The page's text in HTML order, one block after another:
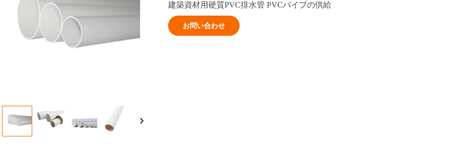
建築資材用硬質PVC排水管 PVCパイプの供給
お問い合わせ